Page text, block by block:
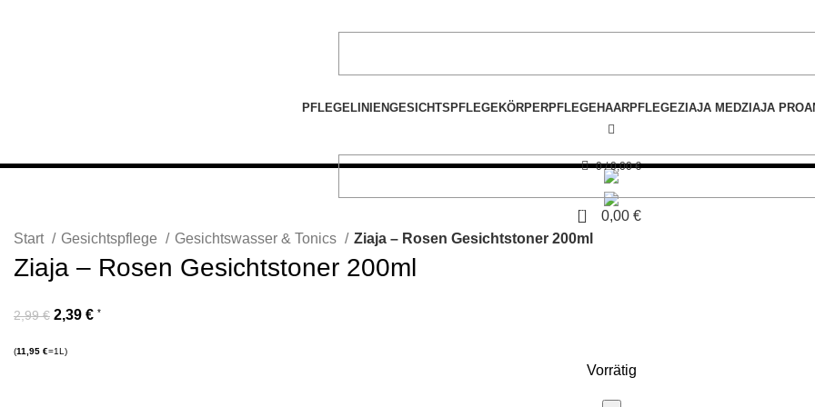
0/ 0,00€
PFLEGELINIENGESICHTSPFLEGEKÖRPERPFLEGEHAARPFLEGEZIAJA MEDZIAJA PRO
0 0,00 €
Start Gesichtspflege Gesichtswasser & Tonics Ziaja – Rosen Gesichtstoner 200ml
Ziaja – Rosen Gesichtstoner 200ml
2,99€ 2,39 € *
(11,95 €=1L)
Vorrätig